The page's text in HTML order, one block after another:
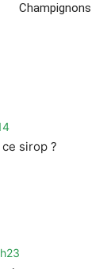
Champignons
sirop ?